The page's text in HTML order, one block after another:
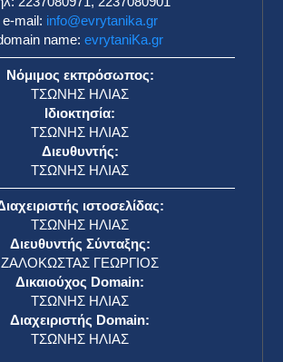
e-mail: info@evrytanika.gr
name: evrytaniKa.gr
Νόμιμος εκπρόσωπος:
ΤΣΩΝΗΣ ΗΛΙΑΣ
Ιδιοκτησία:
ΤΣΩΝΗΣ ΗΛΙΑΣ
Διευθυντής:
ΤΣΩΝΗΣ ΗΛΙΑΣ
ιστοσελίδας:
ΤΣΩΝΗΣ ΗΛΙΑΣ
Διευθυντής Σύνταξης:
ΖΑΛΟΚΩΣΤΑΣ ΓΕΩΡΓΙΟΣ
Δικαιούχος Domain:
ΤΣΩΝΗΣ ΗΛΙΑΣ
Διαχειριστής Domain:
ΤΣΩΝΗΣ ΗΛΙΑΣ